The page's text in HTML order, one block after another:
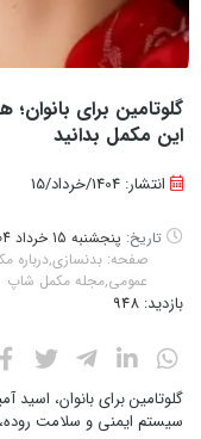
گلوتامین برای
این مکمل بدانید
انتشار: 1404/خرداد/15
تاریخ: پنجشنبه 15 خرداد 1404 - 11:51
صفحه: بدنسازی,درباره
عمومی,مجله مکمل شاپ
بازدید: 948
گلوتامین برای بانوان،
سیستم ایمنی و سلامت